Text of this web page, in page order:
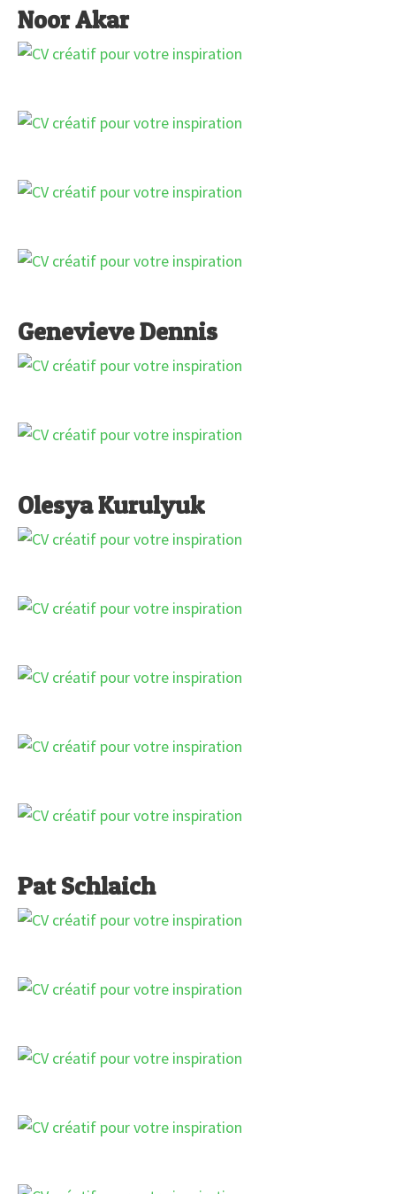
Noor Akar
Genevieve Dennis
Olesya Kurulyuk
Pat Schlaich